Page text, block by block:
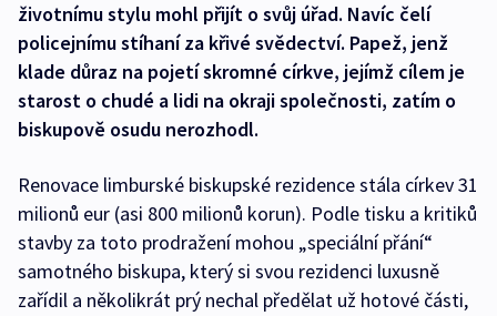
životnímu stylu mohl přijít o svůj úřad. Navíc čelí
policejnímu stíhaní za křivé svědectví. Papež, jenž
klade důraz na pojetí skromné církve, jejímž cílem je
starost o chudé a lidi na okraji společnosti, zatím o
biskupově osudu nerozhodl.
Renovace limburské biskupské rezidence stála církev 31
milionů eur (asi 800 milionů korun). Podle tisku a kritiků
stavby za toto prodražení mohou „speciální přání“
samotného biskupa, který si svou rezidenci luxusně
zařídil a několikrát prý nechal předělat už hotové části,